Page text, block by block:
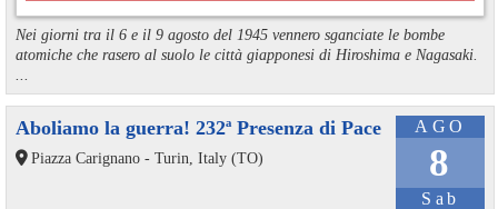
Nei giorni tra il 6 e il 9 agosto del 1945 vennero sganciate le bombe
atomiche che rasero al suolo le città giapponesi di Hiroshima e Nagasaki.
AGO
8
Sab
Aboliamo la guerra! 232ª Presenza di Pace
Piazza Carignano - Turin, Italy (TO)